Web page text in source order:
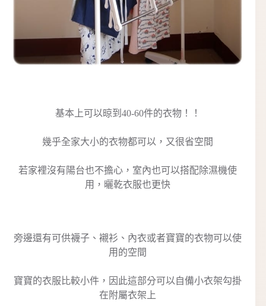
基本上可以晾到40-60件的衣物！！
幾乎全家大小的衣物都可以，又很省空間
若家裡沒有陽台也不擔心，室內也可以搭配除濕機使
用，曬乾衣服也更快
旁邊還有可供襪子、襯衫、內衣或者寶寶的衣物可以使
用的空間
寶寶的衣服比較小件，因此這部分可以自備小衣架勾掛
在附屬衣架上